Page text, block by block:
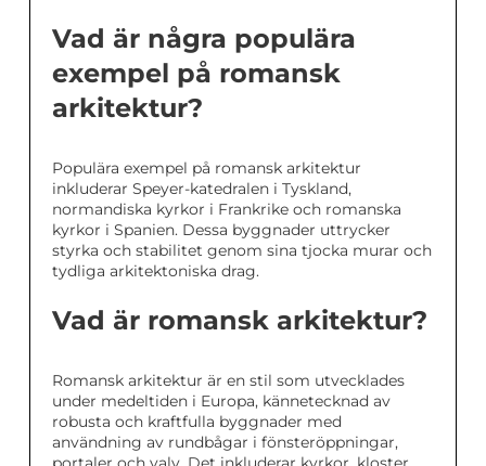
Vad är några populära
exempel på romansk
arkitektur?
Populära exempel på romansk arkitektur
inkluderar Speyer-katedralen i Tyskland,
normandiska kyrkor i Frankrike och romanska
kyrkor i Spanien. Dessa byggnader uttrycker
styrka och stabilitet genom sina tjocka murar och
tydliga arkitektoniska drag.
Vad är romansk arkitektur?
Romansk arkitektur är en stil som utvecklades
under medeltiden i Europa, kännetecknad av
robusta och kraftfulla byggnader med
användning av rundbågar i fönsteröppningar,